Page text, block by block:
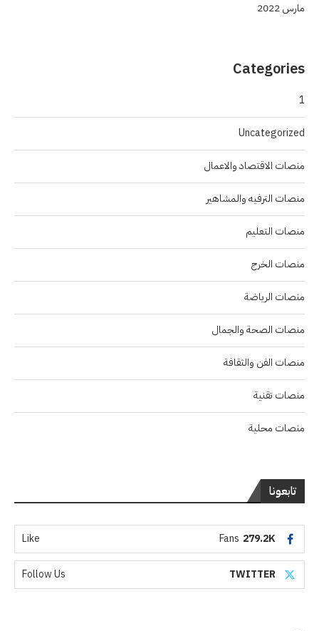
مارس 2022
Categories
1
Uncategorized
منصات الاقتصاد والاعمال
منصات الترفيه والمشاهير
منصات التعليم
منصات الخرج
منصات الرياضة
منصات الصحة والجمال
منصات الفن والثقافة
منصات تقنية
منصات محلية
تابعونا
279.2K
Fans
Like
TWITTER
Follow Us